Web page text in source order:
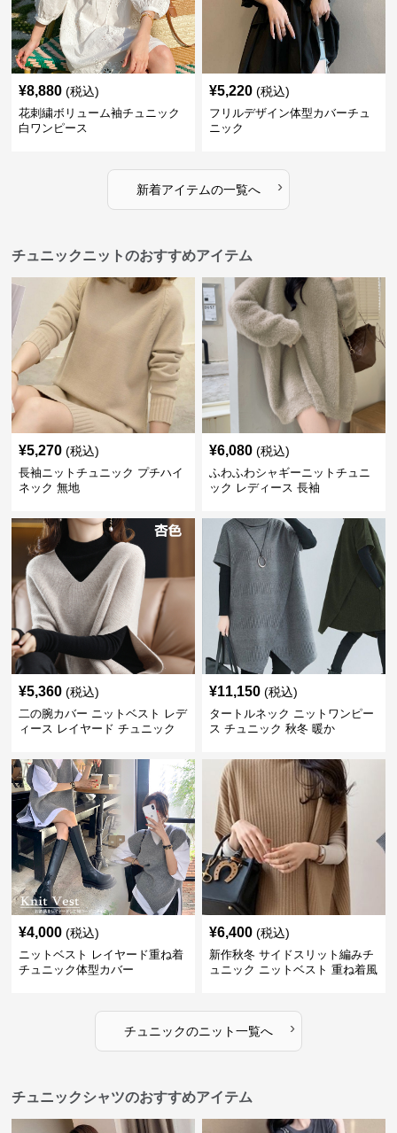
¥8,880 (税込)
花刺繍ボリューム袖チュニック
白ワンピース
¥5,220 (税込)
フリルデザイン体型カバーチュ
ニック
新着アイテムの一覧へ ›
チュニックニットのおすすめアイテム
¥5,270 (税込)
長袖ニットチュニック プチハイ
ネック 無地
¥6,080 (税込)
ふわふわシャギーニットチュニ
ック レディース 長袖
¥5,360 (税込)
二の腕カバー ニットベスト レデ
ィース レイヤード チュニック
¥11,150 (税込)
タートルネック ニットワンピー
ス チュニック 秋冬 暖か
¥4,000 (税込)
ニットベスト レイヤード重ね着
チュニック体型カバー
¥6,400 (税込)
新作秋冬 サイドスリット編みチ
ュニック ニットベスト 重ね着風
チュニックのニット一覧へ ›
チュニックシャツのおすすめアイテム